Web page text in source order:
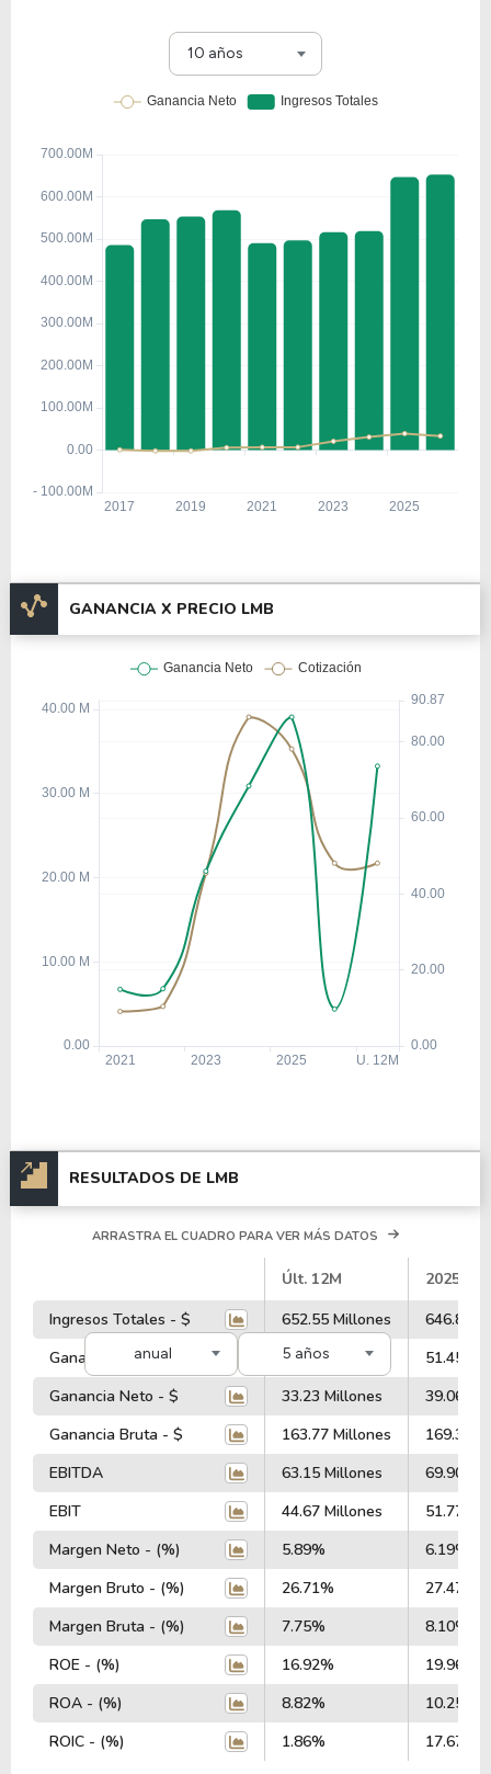
10 años
GANANCIA X PRECIO LMB
RESULTADOS DE LMB
anual 5 años
ARRASTRA EL CUADRO PARA VER MÁS DATOS
Últ. 12M
2025
Ingresos Totales - $
652.55 Millones
646.80
Ganancia Operativa - $
44.39 Millones
51.45
Ganancia Neto - $
33.23 Millones
39.06
Ganancia Bruta - $
163.77 Millones
169.32
EBITDA
63.15 Millones
69.90
EBIT
44.67 Millones
51.77
Margen Neto - (%)
5.89%
6.19%
Margen Bruto - (%)
26.71%
27.47%
Margen Bruta - (%)
7.75%
8.10%
ROE - (%)
16.92%
19.96%
ROA - (%)
8.82%
10.25%
ROIC - (%)
1.86% 17.67%